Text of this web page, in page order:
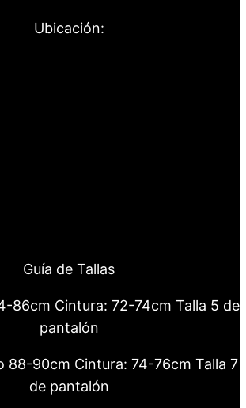
Ubicación:
Guía de Tallas
86cm Cintura: 72-74cm Talla 5 de
pantalón
88-90cm Cintura: 74-76cm Talla 7
de pantalón